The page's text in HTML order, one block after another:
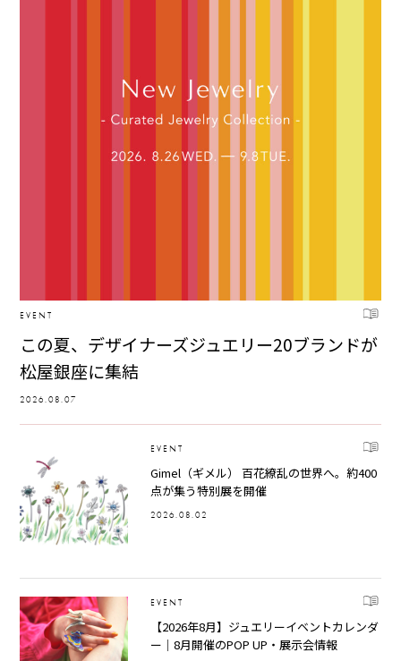
EVENT
この夏、デザイナーズジュエリー20ブランドが
松屋銀座に集結
2026.08.07
EVENT
Gimel（ギメル） 百花繚乱の世界へ。約400
点が集う特別展を開催
2026.08.02
EVENT
【2026年8月】ジュエリーイベントカレンダ
ー｜8月開催のPOP UP・展示会情報